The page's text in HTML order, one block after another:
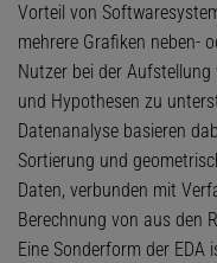
Vorteil von
mehrere Grafiken neben-
Nutzer bei der
und Hypothesen zu
Datenanalyse basieren
Sortierung und
Daten, verbunden mit
Berechnung von aus den
Eine Sonderform der EDA